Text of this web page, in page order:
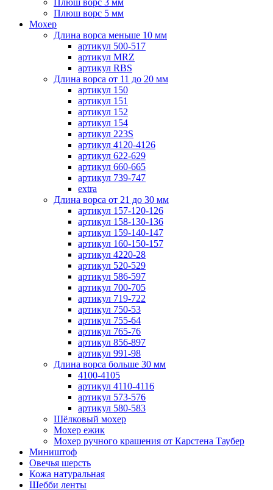
Плюш ворс 5 мм
Мохер
Длина ворса меньше 10 мм
артикул 500-517
артикул MRZ
артикул RBS
Длина ворса от 11 до 20 мм
артикул 150
артикул 151
артикул 152
артикул 154
артикул 223S
артикул 4120-4126
артикул 622-629
артикул 660-665
артикул 739-747
extra
Длина ворса от 21 до 30 мм
артикул 157-120-126
артикул 158-130-136
артикул 159-140-147
артикул 160-150-157
артикул 4220-28
артикул 520-529
артикул 586-597
артикул 700-705
артикул 719-722
артикул 750-53
артикул 755-64
артикул 765-76
артикул 856-897
артикул 991-98
Длина ворса больше 30 мм
4100-4105
артикул 4110-4116
артикул 573-576
артикул 580-583
Шёлковый мохер
Мохер ежик
Мохер ручного крашения от Карстена Таубер
Миништоф
Овечья шерсть
Кожа натуральная
Шебби ленты